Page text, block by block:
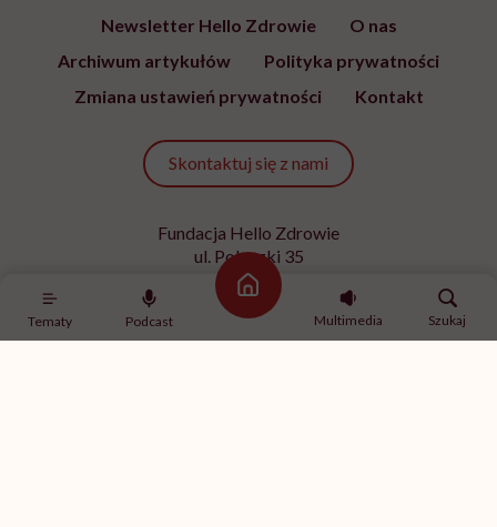
Tematy Podcast
Strona główna
Multimedia
Szukaj
Newsletter Hello Zdrowie
O nas
Archiwum artykułów
Polityka prywatności
Zmiana ustawień prywatności
Kontakt
Skontaktuj się z nami
Fundacja Hello Zdrowie
ul. Poleczki 35
02-822 Warszawa
NIP 9512613236
Kontakt z redakcją